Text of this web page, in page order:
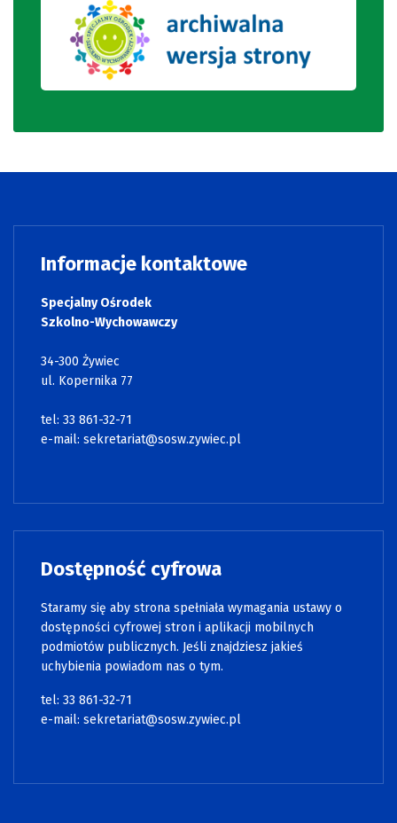
Informacje kontaktowe
Specjalny Ośrodek
Szkolno-Wychowawczy
34-300 Żywiec
ul. Kopernika 77
tel: 33 861-32-71
e-mail: sekretariat@sosw.zywiec.pl
Dostępność cyfrowa
Staramy się aby strona spełniała wymagania ustawy o
dostępności cyfrowej stron i aplikacji mobilnych
podmiotów publicznych. Jeśli znajdziesz jakieś
uchybienia powiadom nas o tym.
tel: 33 861-32-71
e-mail: sekretariat@sosw.zywiec.pl